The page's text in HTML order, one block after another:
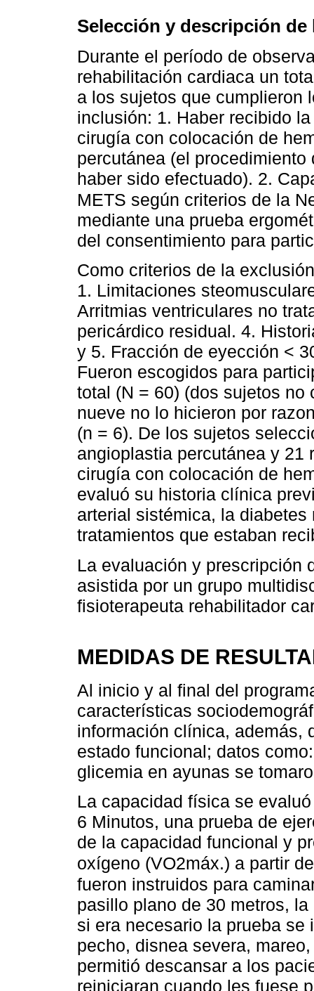
Selección y descripción
Durante el período de
rehabilitación cardiaca un
a los sujetos que cumplieron
inclusión: 1. Haber recibido
cirugía con colocación de
percutánea (el
haber sido efectuado). 2.
METS según criterios de la
mediante una prueba
del consentimiento para
Como criterios de la
1. Limitaciones
Arritmias ventriculares no
pericárdico residual. 4.
y 5. Fracción de eyección <
Fueron escogidos para
total (N = 60) (dos sujetos
nueve no lo hicieron por
(n = 6). De los sujetos
angioplastia percutánea y 21
cirugía con colocación de
evaluó su historia clínica
arterial sistémica, la
tratamientos que estaban
La evaluación y prescripción
asistida por un grupo
fisioterapeuta rehabilitador
MEDIDAS DE
Al inicio y al final del
características
información clínica, además,
estado funcional; datos
glicemia en ayunas se
La capacidad física se
6 Minutos, una prueba de
de la capacidad funcional y
oxígeno (VO2máx.) a partir
fueron instruidos para
pasillo plano de 30 metros,
si era necesario la prueba
pecho, disnea severa,
permitió descansar a los
reiniciaran cuando les fuese